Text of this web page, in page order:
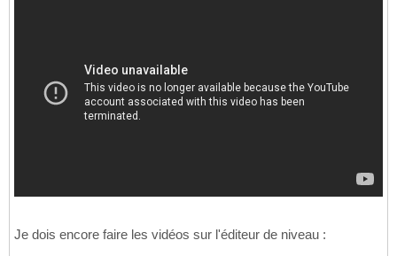
Je dois encore faire les vidéos sur l'éditeur de niveau :